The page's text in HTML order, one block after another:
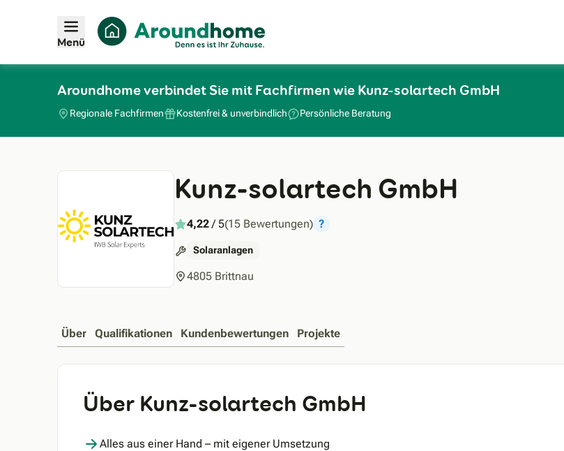
Menü
Aroundhome verbindet Sie mit Fachfirmen wie Kunz-solartech GmbH
Regionale Fachfirmen Kostenfrei & unverbindlich Persönliche Beratung
Kunz-solartech GmbH
4,22/ 5(15 Bewertungen) ?
Solaranlagen
4805 Brittnau
Über Qualifikationen Kundenbewertungen Projekte
Über Kunz-solartech GmbH
Alles aus einer Hand – mit eigener Umsetzung